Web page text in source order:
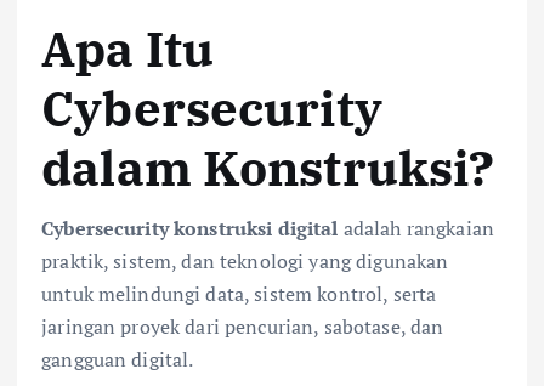
Apa Itu
Cybersecurity
dalam Konstruksi?
Cybersecurity konstruksi digital adalah rangkaian
praktik, sistem, dan teknologi yang digunakan
untuk melindungi data, sistem kontrol, serta
jaringan proyek dari pencurian, sabotase, dan
gangguan digital.